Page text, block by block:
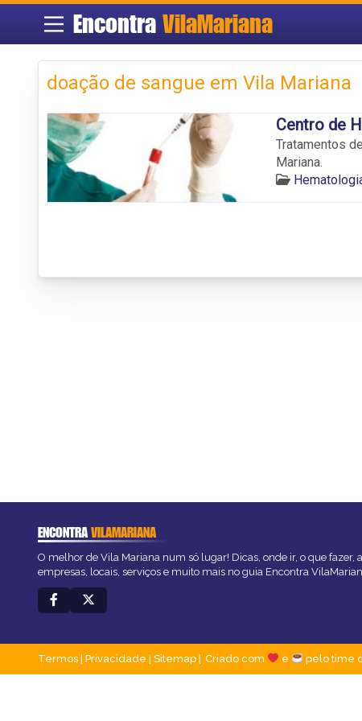
Encontra VilaMariana
doação de sangue em Vila Mariana
Centro de
Tratamentos
Mariana.
ENCONTRAVILAMARIANA
O melhor de Vila Mariana num só lugar! Dicas, onde ir, o que fazer,
empresas, locais, serviços e muito mais no guia Encontra
Termos Privacidade Sitemap Criado com e pelo time